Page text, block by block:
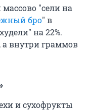
массово "сели на
бро" в
" на 22%.
а внутри граммов
и сухофрукты